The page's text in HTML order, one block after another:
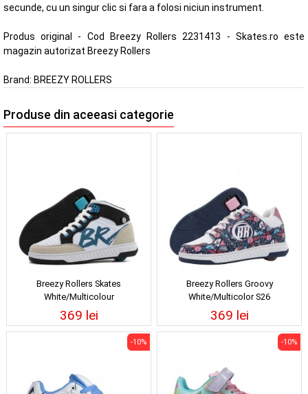
secunde, cu un singur clic si fara a folosi niciun instrument.
Produs original - Cod Breezy Rollers 2231413 - Skates.ro este
magazin autorizat Breezy Rollers
Brand: BREEZY ROLLERS
Produse din aceeasi categorie
Breezy Rollers Skates
White/Multicolour
369 lei
Breezy Rollers Groovy
White/Multicolor S26
369 lei
-10% -10%